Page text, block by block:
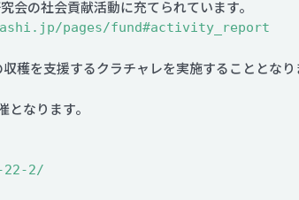
会の社会貢献活動に充てられています。
pages/fund#activity_report
穫を支援するクラチャレを実施することとなり
なります。
2/